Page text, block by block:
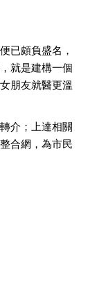
已頗負盛名，
就是建構一個
朋友就醫更溫
介；上達相關
合網，為市民